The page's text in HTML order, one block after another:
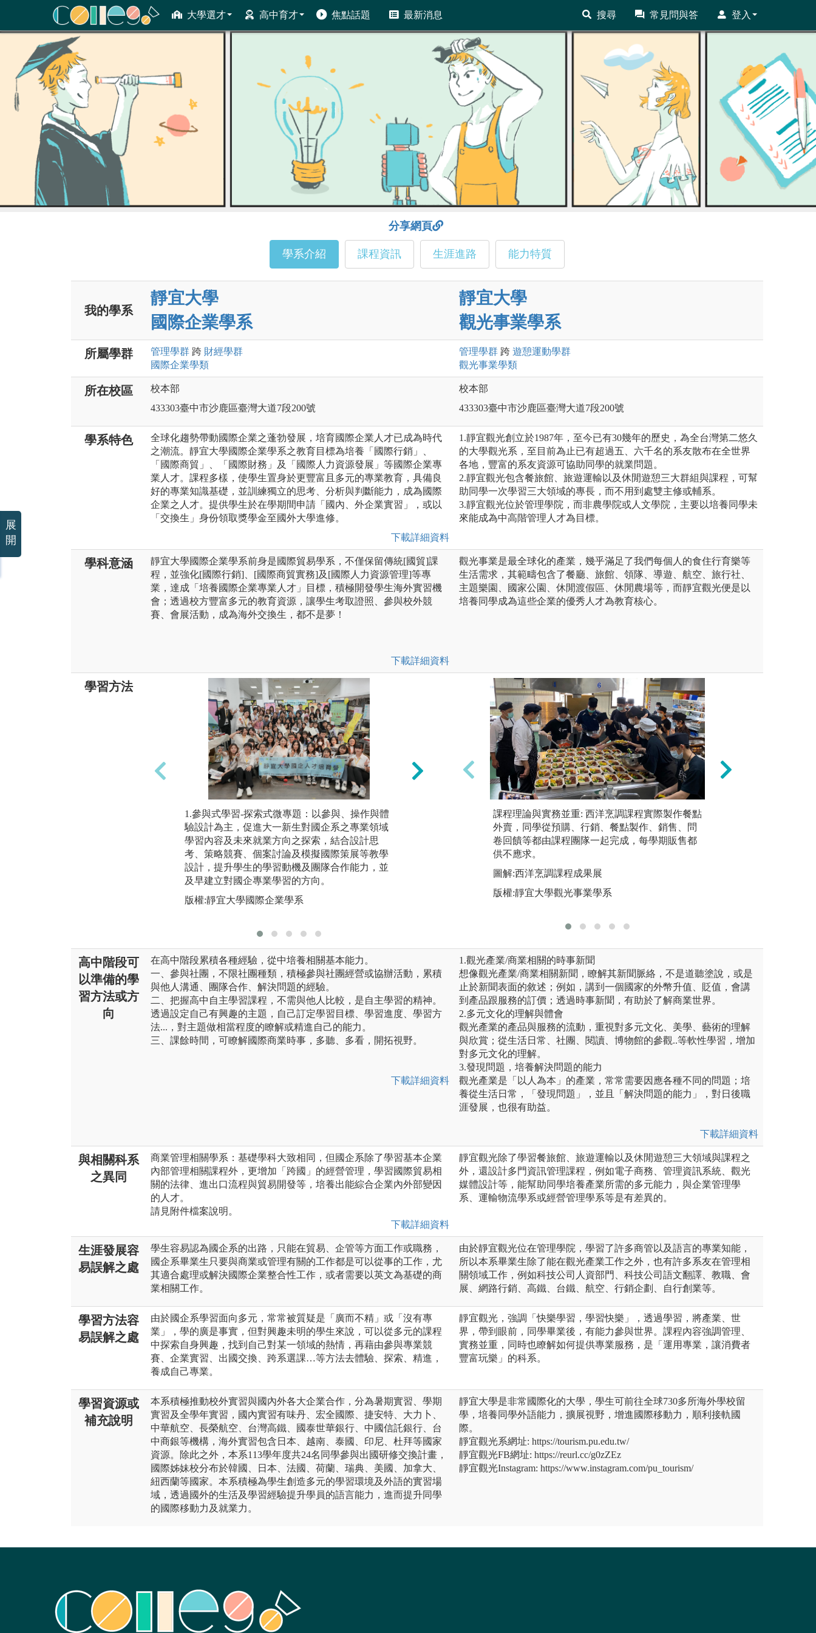
大學選才 高中育才 焦點話題 最新消息 搜尋 常見問與答 登入
ColleGo! 大學選才與高中育才輔助系統
分享網頁
學系介紹 課程資訊 生涯進路 能力特質
我的學系
靜宜大學
國際企業學系
靜宜大學
觀光事業學系
所屬學群 管理學群 跨 財經學群
國際企業學類
管理學群 跨 遊憩運動學群
觀光事業學類
所在校區
校本部
433303臺中市沙鹿區臺灣大道7段200號
校本部
433303臺中市沙鹿區臺灣大道7段200號
學系特色
全球化趨勢帶動國際企業之蓬勃發展，培育國際企業人才已成為時代
之潮流。靜宜大學國際企業學系之教育目標為培養「國際行銷」、
「國際商貿」、「國際財務」及「國際人力資源發展」等國際企業專
業人才。課程多樣，使學生置身於更豐富且多元的專業教育，具備良
好的專業知識基礎，並訓練獨立的思考、分析與判斷能力，成為國際
企業之人才。提供學生於在學期間申請「國內、外企業實習」，或以
「交換生」身份領取獎學金至國外大學進修。
下載詳細資料
1.靜宜觀光創立於1987年，至今已有30幾年的歷史，為全台灣第二悠久
的大學觀光系，至目前為止已有超過五、六千名的系友散布在全世界
各地，豐富的系友資源可協助同學的就業問題。
2.靜宜觀光包含餐旅館、旅遊運輸以及休閒遊憩三大群組與課程，可幫
助同學一次學習三大領域的專長，而不用到處雙主修或輔系。
3.靜宜觀光位於管理學院，而非農學院或人文學院，主要以培養同學未
來能成為中高階管理人才為目標。
學科意涵
靜宜大學國際企業學系前身是國際貿易學系，不僅保留傳統[國貿]課
程，並強化[國際行銷]、[國際商貿實務]及[國際人力資源管理]等專
業，達成「培養國際企業專業人才」目標，積極開發學生海外實習機
會；透過校方豐富多元的教育資源，讓學生考取證照、參與校外競
賽、會展活動，成為海外交換生，都不是夢！
下載詳細資料
觀光事業是最全球化的產業，幾乎滿足了我們每個人的食住行育樂等
生活需求，其範疇包含了餐廳、旅館、領隊、導遊、航空、旅行社、
主題樂園、國家公園、休閒渡假區、休閒農場等，而靜宜觀光便是以
培養同學成為這些企業的優秀人才為教育核心。
學習方法
1.參與式學習-探索式微專題：以參與、操作與體
驗設計為主，促進大一新生對國企系之專業領域
學習內容及未來就業方向之探索，結合設計思
考、策略競賽、個案討論及模擬國際策展等教學
設計，提升學生的學習動機及團隊合作能力，並
及早建立對國企專業學習的方向。
版權:靜宜大學國際企業學系
2.參與式學習-證照與課程結合：由專業教師結合
課程輔導學生考取國貿大會考、國貿業務技術
士、會展專業人員認證、TBSA商務企劃能力認
證、CEPT-B2B跨境電商技能及亞馬遜跨境電商
營運認證、ERP軟體應用師等證照。除此之外，
老師亦帶領學生參與跨境電商實戰營及B2B跨境
電商等競賽，並獲得各殊榮獎項。
課程理論與實務並重: 西洋烹調課程實際製作餐點
外賣，同學從預購、行銷、餐點製作、銷售、問
卷回饋等都由課程團隊一起完成，每學期販售都
供不應求。
圖解:西洋烹調課程成果展
版權:靜宜大學觀光事業學系
高中階段可
以準備的學
習方法或方
向
在高中階段累積各種經驗，從中培養相關基本能力。
一、參與社團，不限社團種類，積極參與社團經營或協辦活動，累積
與他人溝通、團隊合作、解決問題的經驗。
二、把握高中自主學習課程，不需與他人比較，是自主學習的精神。
透過設定自己有興趣的主題，自己訂定學習目標、學習進度、學習方
法...，對主題做相當程度的瞭解或精進自己的能力。
三、課餘時間，可瞭解國際商業時事，多聽、多看，開拓視野。
下載詳細資料
1.觀光產業/商業相關的時事新聞
想像觀光產業/商業相關新聞，瞭解其新聞脈絡，不是道聽塗說，或是
止於新聞表面的敘述；例如，講到一個國家的外幣升值、貶值，會講
到產品跟服務的訂價；透過時事新聞，有助於了解商業世界。
2.多元文化的理解與體會
觀光產業的產品與服務的流動，重視對多元文化、美學、藝術的理解
與欣賞；從生活日常、社團、閱讀、博物館的參觀..等軟性學習，增加
對多元文化的理解。
3.發現問題，培養解決問題的能力
觀光產業是「以人為本」的產業，常常需要因應各種不同的問題；培
養從生活日常，「發現問題」，並且「解決問題的能力」，對日後職
涯發展，也很有助益。
下載詳細資料
與相關科系
之異同
商業管理相關學系：基礎學科大致相同，但國企系除了學習基本企業
內部管理相關課程外，更增加「跨國」的經營管理，學習國際貿易相
關的法律、進出口流程與貿易開發等，培養出能綜合企業內外部變因
的人才。
請見附件檔案說明。
下載詳細資料
靜宜觀光除了學習餐旅館、旅遊運輸以及休閒遊憩三大領域與課程之
外，還設計多門資訊管理課程，例如電子商務、管理資訊系統、觀光
媒體設計等，能幫助同學培養產業所需的多元能力，與企業管理學
系、運輸物流學系或經營管理學系等是有差異的。
生涯發展容
易誤解之處
學生容易認為國企系的出路，只能在貿易、企管等方面工作或職務，
國企系畢業生只要與商業或管理有關的工作都是可以從事的工作，尤
其適合處理或解決國際企業整合性工作，或者需要以英文為基礎的商
業相關工作。
由於靜宜觀光位在管理學院，學習了許多商管以及語言的專業知能，
所以本系畢業生除了能在觀光產業工作之外，也有許多系友在管理相
關領域工作，例如科技公司人資部門、科技公司語文翻譯、教職、會
展、網路行銷、高鐵、台鐵、航空、行銷企劃、自行創業等。
學習方法容
易誤解之處
由於國企系學習面向多元，常常被質疑是「廣而不精」或「沒有專
業」，學的廣是事實，但對興趣未明的學生來說，可以從多元的課程
中探索自身興趣，找到自己對某一領域的熱情，再藉由參與專業競
賽、企業實習、出國交換、跨系選課…等方法去體驗、探索、精進，
養成自己專業。
靜宜觀光，強調「快樂學習，學習快樂」，透過學習，將產業、世
界，帶到眼前，同學畢業後，有能力參與世界。課程內容強調管理、
實務並重，同時也瞭解如何提供專業服務，是「運用專業，讓消費者
豐富玩樂」的科系。
學習資源或
補充說明
本系積極推動校外實習與國內外各大企業合作，分為暑期實習、學期
實習及全學年實習，國內實習有味丹、宏全國際、捷安特、大力卜、
中華航空、長榮航空、台灣高鐵、國泰世華銀行、中國信託銀行、台
中商銀等機構，海外實習包含日本、越南、泰國、印尼、杜拜等國家
資源。除此之外，本系113學年度共24名同學參與出國研修交換計畫，
國際姊妹校分布於韓國、日本、法國、荷蘭、瑞典、美國、加拿大、
紐西蘭等國家。本系積極為學生創造多元的學習環境及外語的實習場
域，透過國外的生活及學習經驗提升學員的語言能力，進而提升同學
的國際移動力及就業力。
靜宜大學是非常國際化的大學，學生可前往全球730多所海外學校留
學，培養同學外語能力，擴展視野，增進國際移動力，順利接軌國
際。
靜宜觀光系網址: https://tourism.pu.edu.tw/
靜宜觀光FB網址: https://reurl.cc/g0zZEz
靜宜觀光Instagram: https://www.instagram.com/pu_tourism/
展
開